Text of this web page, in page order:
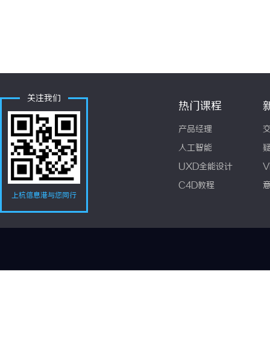
关注我们
上杭信息港与您同行
热门课程
产品经理
人工智能
UXD全能设计
C4D教程